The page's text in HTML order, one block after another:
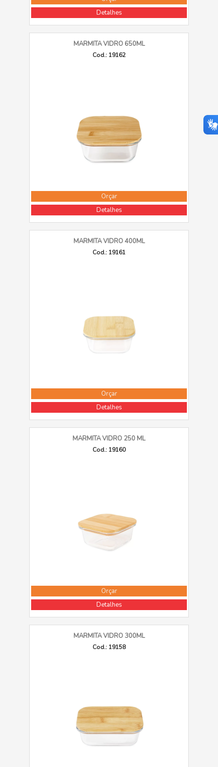
Detalhes
MARMITA VIDRO 650ML
Cod.: 19162
Orçar
Detalhes
MARMITA VIDRO 400ML
Cod.: 19161
Orçar
Detalhes
MARMITA VIDRO 250 ML
Cod.: 19160
Orçar
Detalhes
MARMITA VIDRO 300ML
Cod.: 19158